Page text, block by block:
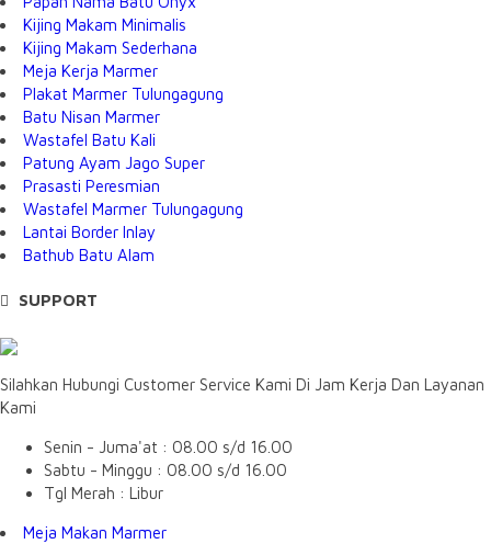
Kijing Makam Minimalis
Kijing Makam Sederhana
Meja Kerja Marmer
Plakat Marmer Tulungagung
Batu Nisan Marmer
Wastafel Batu Kali
Patung Ayam Jago Super
Prasasti Peresmian
Wastafel Marmer Tulungagung
Lantai Border Inlay
Bathub Batu Alam
SUPPORT
Silahkan Hubungi Customer Service Kami Di Jam Kerja Dan Layanan
Kami
Senin - Juma'at : 08.00 s/d 16.00
Sabtu - Minggu : 08.00 s/d 16.00
Tgl Merah : Libur
Meja Makan Marmer